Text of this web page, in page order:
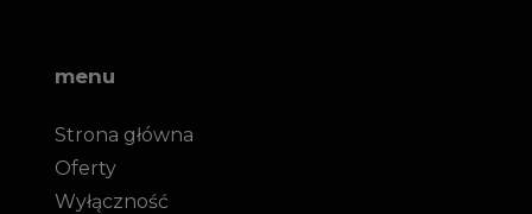
menu
Strona główna
Oferty
Wyłączność